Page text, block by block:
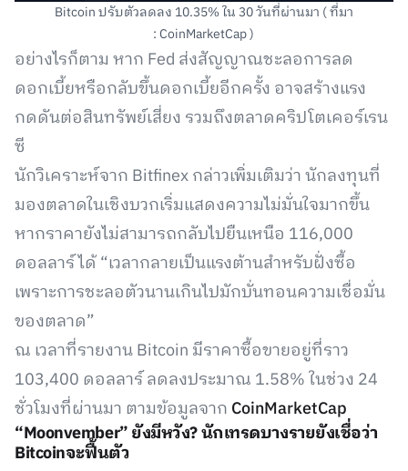
Bitcoin ปรับตัวลดลง 10.35% ใน 30 วันที่ผ่านมา ( ที่มา
: CoinMarketCap )
อย่างไรก็ตาม หาก Fed ส่งสัญญาณชะลอการลด
ดอกเบี้ยหรือกลับขึ้นดอกเบี้ยอีกครั้ง อาจสร้างแรง
กดดันต่อสินทรัพย์เสี่ยง รวมถึงตลาดคริปโตเคอร์เรน
ซี
นักวิเคราะห์จาก Bitfinex กล่าวเพิ่มเติมว่า นักลงทุนที่
มองตลาดในเชิงบวกเริ่มแสดงความไม่มั่นใจมากขึ้น
หากราคายังไม่สามารถกลับไปยืนเหนือ 116,000
ดอลลาร์ ได้ “เวลากลายเป็นแรงต้านสำหรับฝั่งซื้อ
เพราะการชะลอตัวนานเกินไปมักบั่นทอนความเชื่อมั่น
ของตลาด”
ณ เวลาที่รายงาน Bitcoin มีราคาซื้อขายอยู่ที่ราว
103,400 ดอลลาร์ ลดลงประมาณ 1.58% ในช่วง 24
ชั่วโมงที่ผ่านมา ตามข้อมูลจาก CoinMarketCap
“Moonvember” ยังมีหวัง? นักเทรดบางรายยังเชื่อว่า
Bitcoinจะฟื้นตัว